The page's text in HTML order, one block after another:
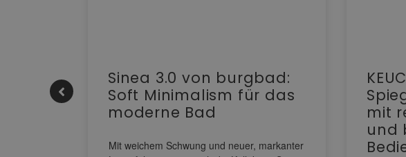
Sinea 3.0 von burgbad:
Soft Minimalism für das
moderne Bad
Mit weichem Schwung und neuer, markanter
mit
und